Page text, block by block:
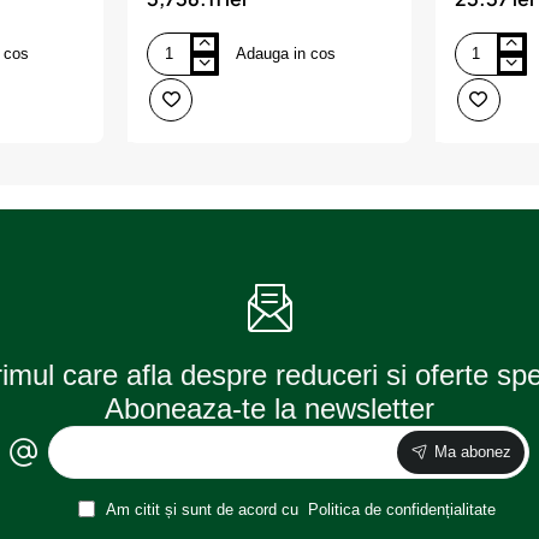
cos
Banc
de
scule
7
jbm
Adauga in cos
Carlig
Cu
2
Varfuri
Lucru
care afla despre reduceri si oferte
Aboneaza-te la newsletter
Ma abonez
Am citit și sunt de acord cu Politica de confidențialitate